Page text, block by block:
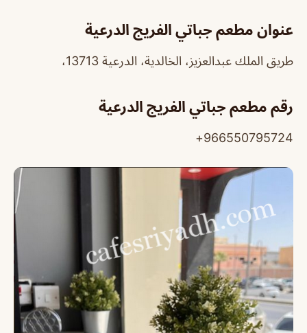
عنوان مطعم جباتي الفريج الدرعية
طريق الملك عبدالعزيز، الخالدية، الدرعية 13713،
رقم مطعم جباتي الفريج الدرعية
966550795724+